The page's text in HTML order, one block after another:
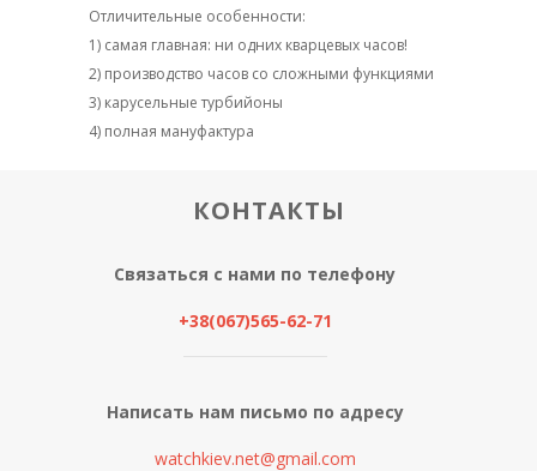
Отличительные особенности:
1) самая главная: ни одних кварцевых часов!
2) производство часов со сложными функциями
3) карусельные турбийоны
4) полная мануфактура
КОНТАКТЫ
Связаться с нами по телефону
+38(067)565-62-71
Написать нам письмо по адресу
watchkiev.net@gmail.com